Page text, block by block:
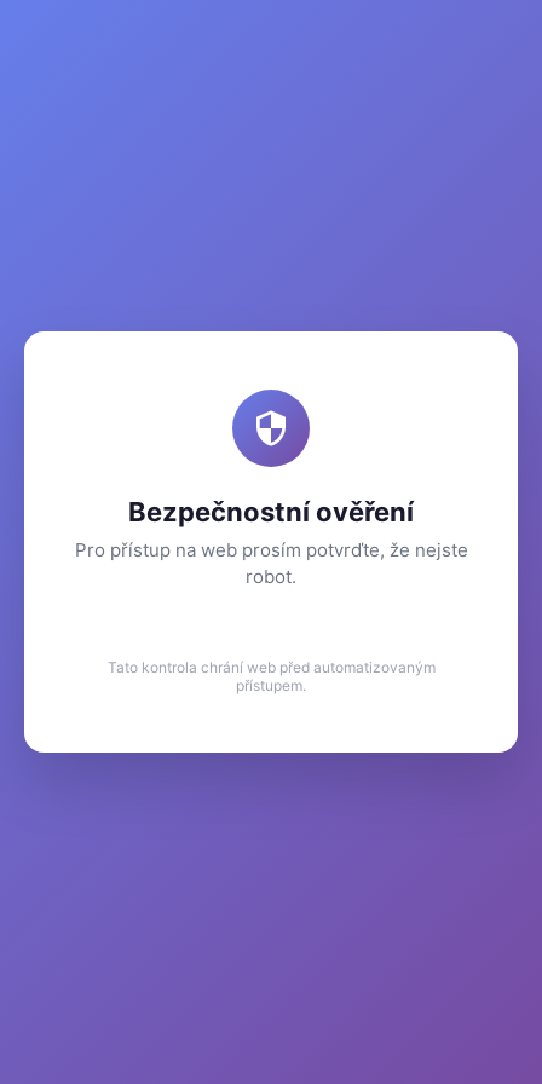
Bezpečnostní ověření
Pro přístup na web prosím potvrďte, že nejste
robot.
Tato kontrola chrání web před automatizovaným
přístupem.